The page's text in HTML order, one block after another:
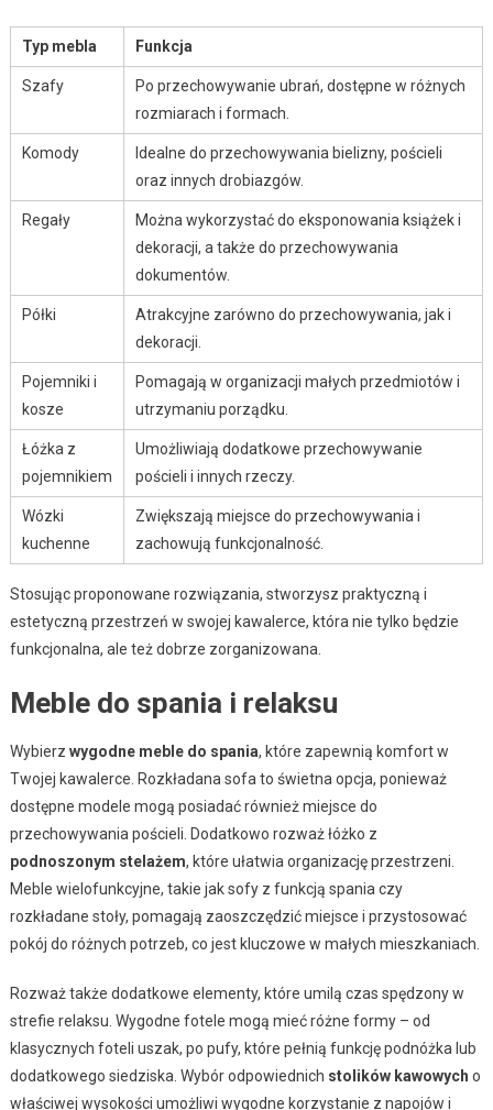
Typ mebla Funkcja
Szafy
Po przechowywanie ubrań, dostępne w różnych
rozmiarach i formach.
Komody
Idealne do przechowywania bielizny, pościeli
oraz innych drobiazgów.
Regały
Można wykorzystać do eksponowania książek i
dekoracji, a także do przechowywania
dokumentów.
Półki
Atrakcyjne zarówno do przechowywania, jak i
dekoracji.
Pojemniki i
kosze
Pomagają w organizacji małych przedmiotów i
utrzymaniu porządku.
Łóżka z
pojemnikiem
Umożliwiają dodatkowe przechowywanie
pościeli i innych rzeczy.
Wózki
kuchenne
Zwiększają miejsce do przechowywania i
zachowują funkcjonalność.
Stosując proponowane rozwiązania, stworzysz praktyczną i
estetyczną przestrzeń w swojej kawalerce, która nie tylko będzie
funkcjonalna, ale też dobrze zorganizowana.
Meble do spania i relaksu
Wybierz wygodne meble do spania, które zapewnią komfort w
Twojej kawalerce. Rozkładana sofa to świetna opcja, ponieważ
dostępne modele mogą posiadać również miejsce do
przechowywania pościeli. Dodatkowo rozważ łóżko z
podnoszonym stelażem, które ułatwia organizację przestrzeni.
Meble wielofunkcyjne, takie jak sofy z funkcją spania czy
rozkładane stoły, pomagają zaoszczędzić miejsce i przystosować
pokój do różnych potrzeb, co jest kluczowe w małych mieszkaniach.
Rozważ także dodatkowe elementy, które umilą czas spędzony w
strefie relaksu. Wygodne fotele mogą mieć różne formy – od
klasycznych foteli uszak, po pufy, które pełnią funkcję podnóżka lub
dodatkowego siedziska. Wybór odpowiednich stolików kawowych o
właściwej wysokości umożliwi wygodne korzystanie z napojów i